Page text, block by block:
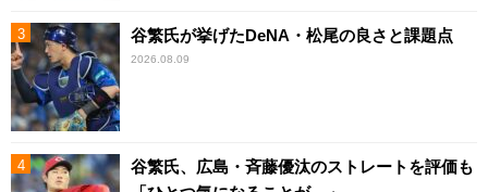
谷繁氏が挙げたDeNA・松尾の良さと課題点
2026.08.09
谷繁氏、広島・斉藤優汰のストレートを評価も